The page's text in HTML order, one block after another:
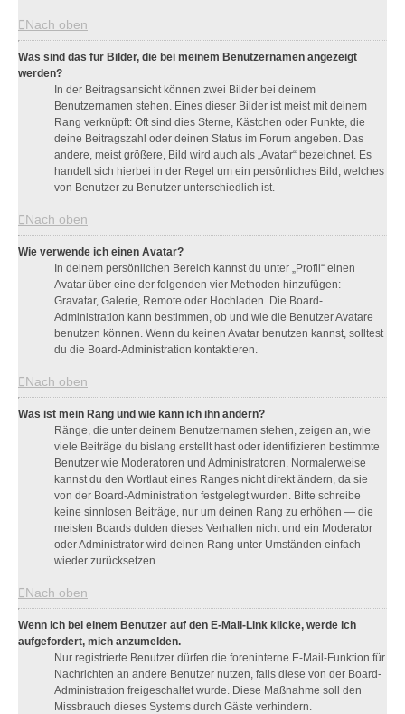
Nach oben
Was sind das für Bilder, die bei meinem Benutzernamen angezeigt
werden?
In der Beitragsansicht können zwei Bilder bei deinem
Benutzernamen stehen. Eines dieser Bilder ist meist mit deinem
Rang verknüpft: Oft sind dies Sterne, Kästchen oder Punkte, die
deine Beitragszahl oder deinen Status im Forum angeben. Das
andere, meist größere, Bild wird auch als „Avatar“ bezeichnet. Es
handelt sich hierbei in der Regel um ein persönliches Bild, welches
von Benutzer zu Benutzer unterschiedlich ist.
Nach oben
Wie verwende ich einen Avatar?
In deinem persönlichen Bereich kannst du unter „Profil“ einen
Avatar über eine der folgenden vier Methoden hinzufügen:
Gravatar, Galerie, Remote oder Hochladen. Die Board-
Administration kann bestimmen, ob und wie die Benutzer Avatare
benutzen können. Wenn du keinen Avatar benutzen kannst, solltest
du die Board-Administration kontaktieren.
Nach oben
Was ist mein Rang und wie kann ich ihn ändern?
Ränge, die unter deinem Benutzernamen stehen, zeigen an, wie
viele Beiträge du bislang erstellt hast oder identifizieren bestimmte
Benutzer wie Moderatoren und Administratoren. Normalerweise
kannst du den Wortlaut eines Ranges nicht direkt ändern, da sie
von der Board-Administration festgelegt wurden. Bitte schreibe
keine sinnlosen Beiträge, nur um deinen Rang zu erhöhen — die
meisten Boards dulden dieses Verhalten nicht und ein Moderator
oder Administrator wird deinen Rang unter Umständen einfach
wieder zurücksetzen.
Nach oben
Wenn ich bei einem Benutzer auf den E-Mail-Link klicke, werde ich
aufgefordert, mich anzumelden.
Nur registrierte Benutzer dürfen die foreninterne E-Mail-Funktion für
Nachrichten an andere Benutzer nutzen, falls diese von der Board-
Administration freigeschaltet wurde. Diese Maßnahme soll den
Missbrauch dieses Systems durch Gäste verhindern.